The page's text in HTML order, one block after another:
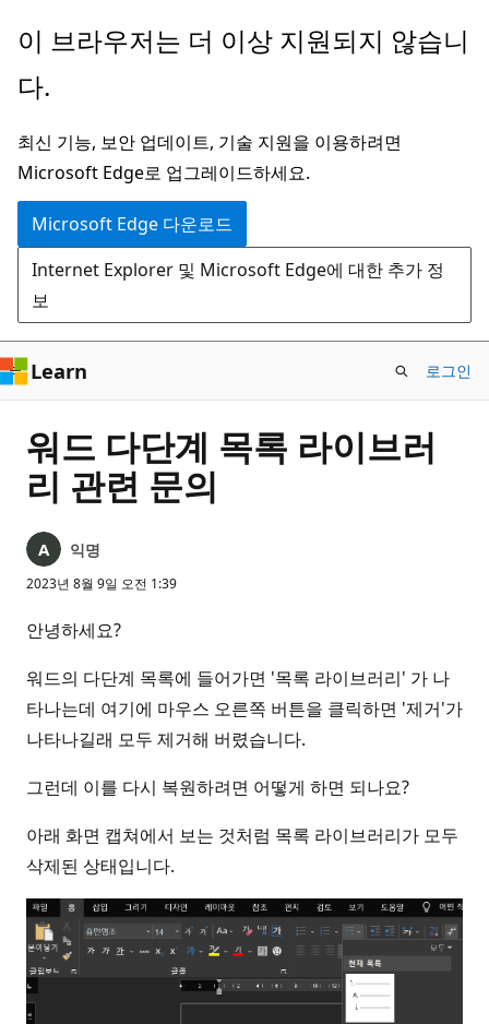
주
콘
츠
로
건
너
뛰
기
이 브라우저는 더 이상 지원되지 않습니
다.
최신 기능, 보안 업데이트, 기술 지원을 이용하려면
Microsoft Edge로 업그레이드하세요.
Microsoft Edge 다운로드
Internet Explorer 및 Microsoft Edge에 대한 추가 정
보
Learn 로그인
워드 다단계 목록 라이브러
리 관련 문의
익명
2023년 8월 9일 오전 1:39
안녕하세요?
워드의 다단계 목록에 들어가면 '목록 라이브러리' 가 나
타나는데 여기에 마우스 오른쪽 버튼을 클릭하면 '제거'가
나타나길래 모두 제거해 버렸습니다.
그런데 이를 다시 복원하려면 어떻게 하면 되나요?
아래 화면 캡쳐에서 보는 것처럼 목록 라이브러리가 모두
삭제된 상태입니다.